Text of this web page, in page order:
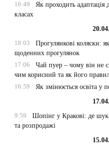
16:49
Як проходить
класах
18:03
Прогулянкові коляски:
щоденних прогулянок
17:06
Чай пуер – чому він не
чим корисний та як його
16:59
Як змінюється освіта у
9:59
Шопінг у Кракові: де
та розпродажі